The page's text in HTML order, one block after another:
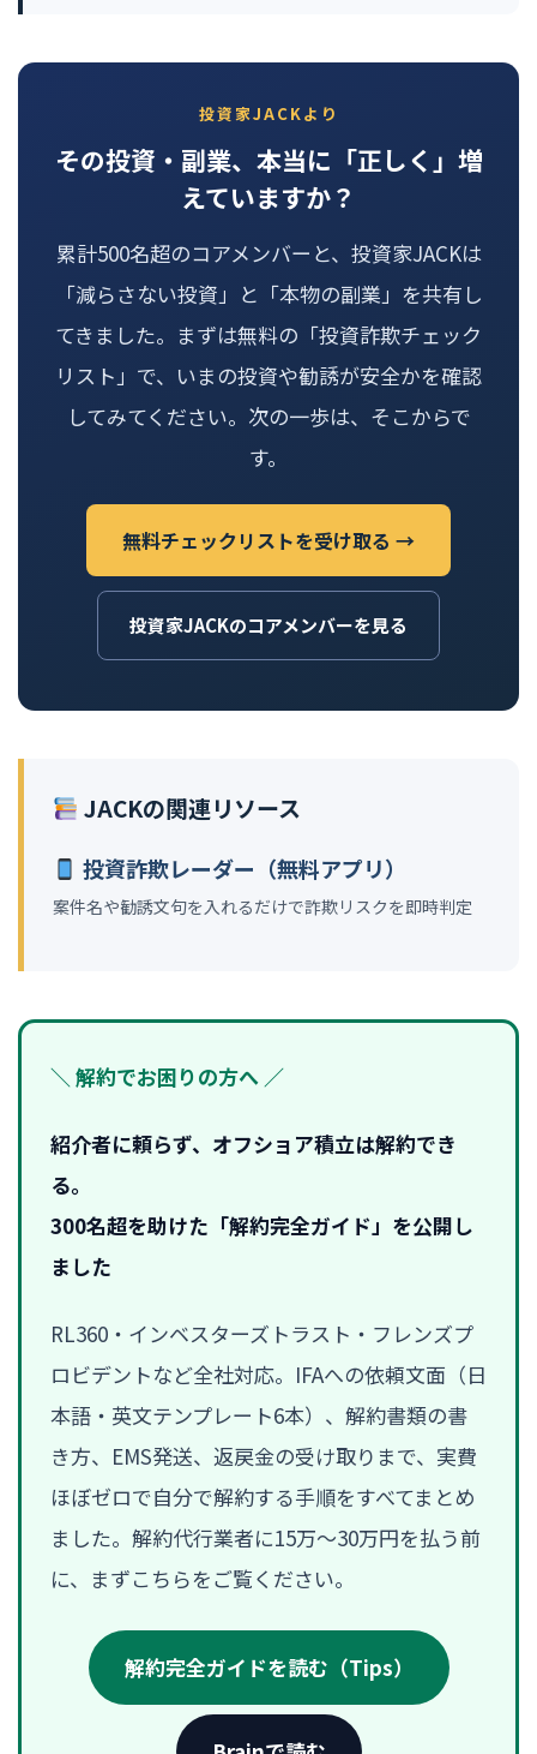
投資家JACKより
その投資・副業、本当に「正しく」増
えていますか？
累計500名超のコアメンバーと、投資家JACKは
「減らさない投資」と「本物の副業」を共有し
てきました。まずは無料の「投資詐欺チェック
リスト」で、いまの投資や勧誘が安全かを確認
してみてください。次の一歩は、そこからで
す。
無料チェックリストを受け取る →
投資家JACKのコアメンバーを見る
JACKの関連リソース
投資詐欺レーダー（無料アプリ）
案件名や勧誘文句を入れるだけで詐欺リスクを即時判定
＼ 解約でお困りの方へ ／
紹介者に頼らず、オフショア積立は解約でき
る。
300名超を助けた「解約完全ガイド」を公開し
ました
RL360・インベスターズトラスト・フレンズプ
ロビデントなど全社対応。IFAへの依頼文面（日
本語・英文テンプレート6本）、解約書類の書
き方、EMS発送、返戻金の受け取りまで、実費
ほぼゼロで自分で解約する手順をすべてまとめ
ました。解約代行業者に15万〜30万円を払う前
に、まずこちらをご覧ください。
解約完全ガイドを読む（Tips）